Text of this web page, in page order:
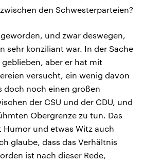
den Schwesterparteien?
geworden, und zwar deswegen,
sehr konziliant war. In der Sache
aber er hat mit
versucht, ein wenig davon
doch noch einen großen
der CSU und der CDU, und
Obergrenze zu tun. Das
Humor und etwas Witz auch
glaube, dass das Verhältnis
ist nach dieser Rede,